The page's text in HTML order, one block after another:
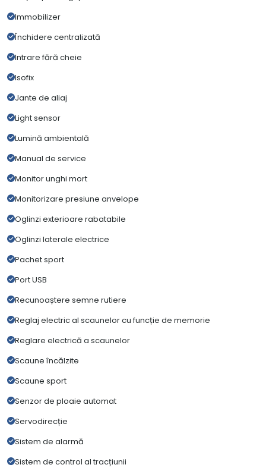
Immobilizer
Închidere centralizată
Intrare fără cheie
Isofix
Jante de aliaj
Light sensor
Lumină ambientală
Manual de service
Monitor unghi mort
Monitorizare presiune anvelope
Oglinzi exterioare rabatabile
Oglinzi laterale electrice
Pachet sport
Port USB
Recunoaștere semne rutiere
Reglaj electric al scaunelor cu funcție de memorie
Reglare electrică a scaunelor
Scaune încălzite
Scaune sport
Senzor de ploaie automat
Servodirecție
Sistem de alarmă
Sistem de control al tracțiunii